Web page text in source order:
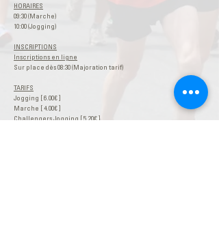
HORAIRES
09:30 (Marche)
10:00 (Jogging)
INSCRIPTIONS
Inscriptions en ligne
Sur place dès 08:30 (Majoration tarif)
TARIFS
Jogging [ 6.00€ ]
Marche [ 4.00€ ]
Challengers Jogging [ 5.20€ ]